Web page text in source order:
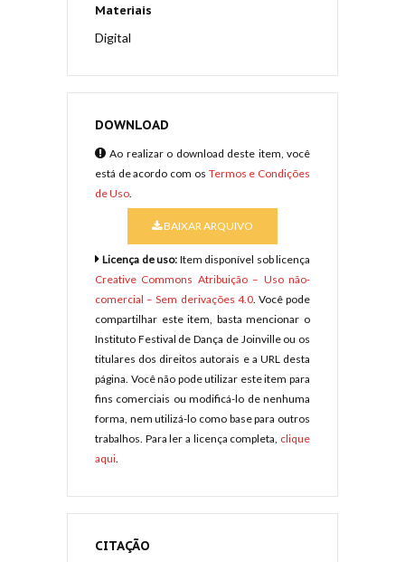
Materiais
Digital
DOWNLOAD
Ao realizar o download deste item, você
está de acordo com os Termos e Condições
de Uso.
BAIXAR ARQUIVO
Licença de uso: Item disponível sob licença
Creative Commons Atribuição – Uso não-
comercial – Sem derivações 4.0. Você pode
compartilhar este item, basta mencionar o
Instituto Festival de Dança de Joinville ou os
titulares dos direitos autorais e a URL desta
página. Você não pode utilizar este item para
fins comerciais ou modificá-lo de nenhuma
forma, nem utilizá-lo como base para outros
trabalhos. Para ler a licença completa, clique
aqui.
CITAÇÃO